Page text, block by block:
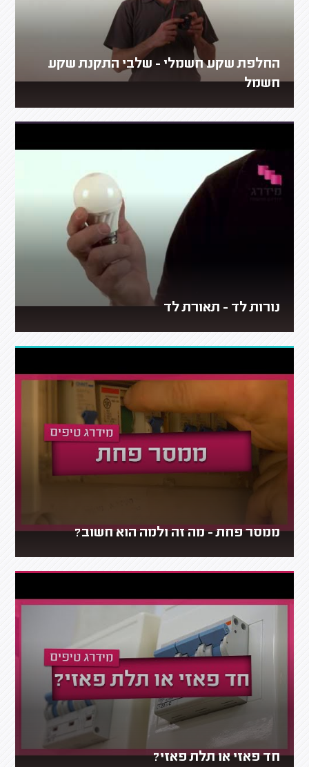
החלפת שקע חשמלי - שלבי התקנת שקע
חשמל
נורות לד - תאורת לד
ממסר פחת - מה זה ולמה הוא חשוב?
חד פאזי או תלת פאזי?